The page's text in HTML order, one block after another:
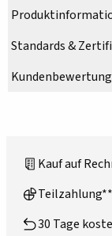
Standards &
Kauf auf
30 Tage